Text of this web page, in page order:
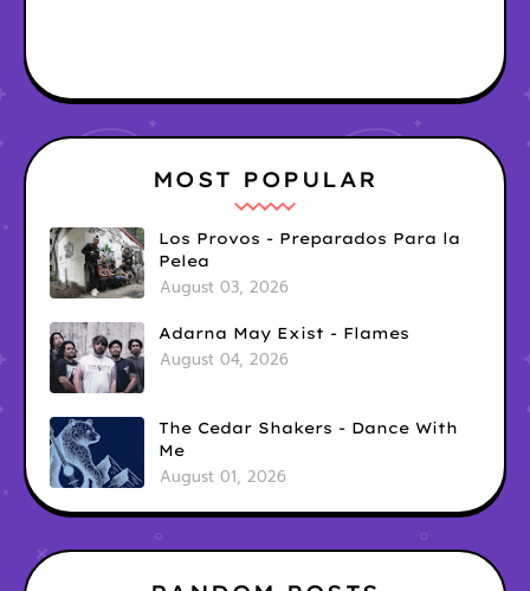
MOST POPULAR
Los Provos - Preparados Para la
Pelea
August 03, 2026
Adarna May Exist - Flames
August 04, 2026
The Cedar Shakers - Dance With
Me
August 01, 2026